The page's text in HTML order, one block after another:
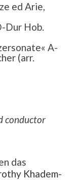
ed Arie,
Dur Hob.
A-
(arr.
conductor
das
Khadem-